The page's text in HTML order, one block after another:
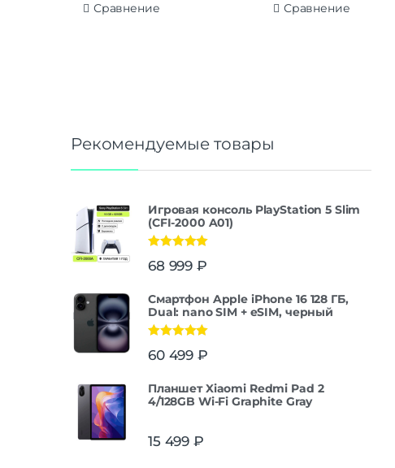
Сравнение Сравнение
Рекомендуемые товары
Игровая консоль PlayStation 5 Slim
(CFI-2000 A01)
из 5
68 999 ₽
Смартфон Apple iPhone 16 128 ГБ,
Dual: nano SIM + eSIM, черный
из 5
60 499 ₽
Планшет Xiaomi Redmi Pad 2
4/128GB Wi-Fi Graphite Gray
15 499 ₽